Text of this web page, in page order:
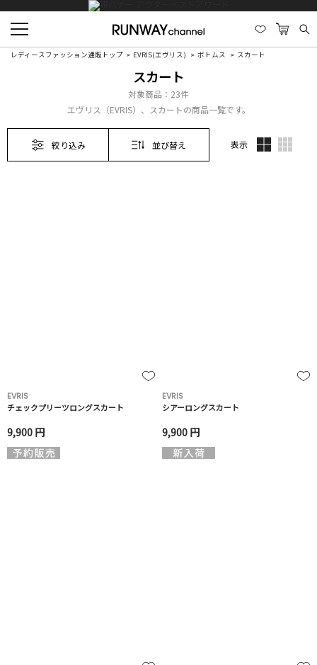
レディースファッション通販トップ EVRIS(エヴリス) ボトムス スカート
スカート
対象商品： 23件
エヴリス（EVRIS）、スカートの商品一覧です。
絞り込み 並び替え 表示
EVRIS
チェックプリーツロングスカート
9,900 円
EVRIS
シアーロングスカート
9,900 円